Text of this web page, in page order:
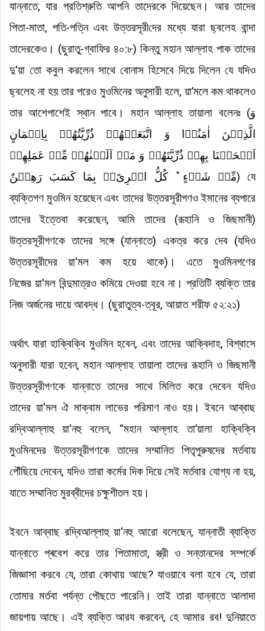
যান্নাতে, যার প্রতিশ্রুতি আপনি তাদেরকে দিয়েছেন। আর তাদের
পিতা-মাতা, পতি-পত্নি এবংউত্তরসূরীদের মধ্যে যারা ছ্বলেহ বান্দা
তাদেরকেও । (ছুরাতু-গ্বাফির ৪০:৮) কিন্তু মহান আল্লাহ পাক তাদের
দু'য়া তো কবুল করলেন সাথে বোনাস হিসেবে দিয়ে দিলেন যে যদিও
ছ্বলেহ না হয় তার পরেও মুওমিনের অনুসারী হলে, য়া’মলে কম থাকলেও
তার আশেপাশেই স্থান পাবে । মহান আল্লাহ তায়ালা বলেনঃ(وَ
الَّذِیۡنَ اٰمَنُوۡا وَ اتَّبَعَتۡهُمۡ ذُرِّیَّتُهُمۡ بِاِیۡمَانٍ
اَلۡحَقۡنَا بِهِمۡ ذُرِّیَّتَهُمۡ وَ مَاۤ اَلَتۡنٰهُمۡ مِّنۡ عَمَلِهِمۡ
مِّنۡ شَیۡءٍ ؕ كُلُّ امۡرِیًٴۢ بِمَا كَسَبَ رَهِیۡنٌ) যে
ব্যক্তিগণ মুওমিন হয়েছেন এবং তাদের উত্তরসূরীগণও ইমানের ব্যপারে
তাদের ইত্তেবা করেছেন, আমি তাদের (রূহানি ও জিছমানী)
উত্তরসূরীগণকে তাদের সঙ্গে (যান্নাতে) একত্র করে দেব (যদিও
উত্তরসূরীদের য়া'মল কম হয়ে থাকে) । এতে মুওমিনগণের
নিজের য়া'মল বিন্দুমাত্রও কমিয়ে দেওয়া হবে না । প্রতিটি ব্যক্তি তার
নিজ অর্জনের দায়ে আবদ্ধ। (ছুরাতুত্ব-ত্বূর, আয়াত শরীফ ৫২:২১)
অর্থাৎ যারা হাক্বিক্বি মুওমিন হবেন, এবং তাদের আক্বিদাহ, বিশ্বাসে
অনুসারী যারা হবেন, মহান আল্লাহ তায়ালা তাদের রূহানি ও জিছমানী
উত্তরসূরীগণকে যান্নাতে তাদের সাথে মিলিত করে দেবেন যদিও
তাদের য়া'মলঐ মাক্বাম লাভের পরিমাণ নাও হয়।ইবনে আব্বাছ
রদ্বিআল্লাহু য়া'নহু বলেন, “মহান আল্লাহ তা’য়ালা হাক্বিক্বি
মুওমিনদের উত্তরসূরীগণকে তাদের সম্মানিত পিতৃপুরুষদের মর্তবায়
পৌঁছিয়ে দেবেন, যদিও তারা কর্মের দিক দিয়ে সেই মর্তবার যোগ্য না হয়,
যাতে সম্মানিত মুরব্বীদের চক্ষুশীতল হয়।
ইবনে আব্বাছ রদ্বিআল্লাহু য়া'নহু আরো বলেছেন, যান্নাতী ব্যাক্তি
যান্নাতে প্ৰবেশ করে তার পিতামাতা, স্ত্রী ও সন্তানদের সম্পর্কে
জিজ্ঞাসা করবে যে, তারা কোথায় আছে? যাওয়াবে বলা হবে যে, তারা
তোমার মর্তবা পর্যন্ত পৌছতে পারেনি।তাই তারা যান্নাতে আলাদা
জায়গায় আছে । এই ব্যক্তি আরয করবেন, হে আমার রব! দুনিয়াতে